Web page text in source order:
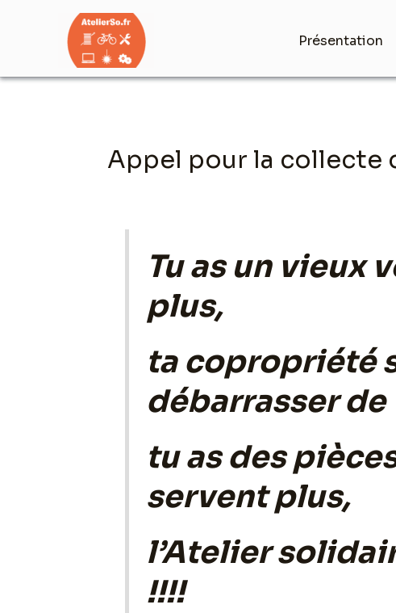
Présentation
Appel pour la collecte
Tu as un vieux
plus,
ta copropriété
débarrasser
tu as des
servent plus,
l’Atelier
!!!!